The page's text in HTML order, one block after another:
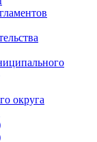
округа